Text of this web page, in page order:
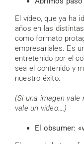
El vídeo, que ya ha
años en las
como formato
empresariales. Es
entretenido por el
sea el contenido y
nuestro éxito.
(Si una imagen vale
vale un vídeo….)
El obsumer: